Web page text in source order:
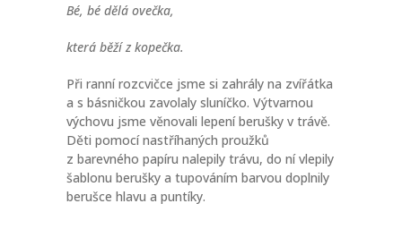
Bé, bé dělá ovečka,
která běží z kopečka.
Při ranní rozcvičce jsme si zahrály na zvířátka
a s básničkou zavolaly sluníčko. Výtvarnou
výchovu jsme věnovali lepení berušky v trávě.
Děti pomocí nastříhaných proužků
z barevného papíru nalepily trávu, do ní vlepily
šablonu berušky a tupováním barvou doplnily
berušce hlavu a puntíky.